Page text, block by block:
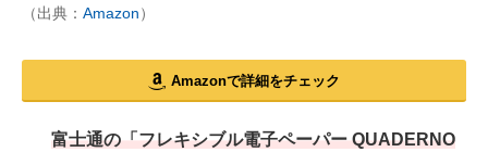
（出典： Amazon）
Amazonで詳細をチェック
富士通の「フレキシブル電子ペーパー QUADERNO